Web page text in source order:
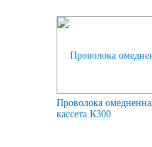
Проволока
кассета К300